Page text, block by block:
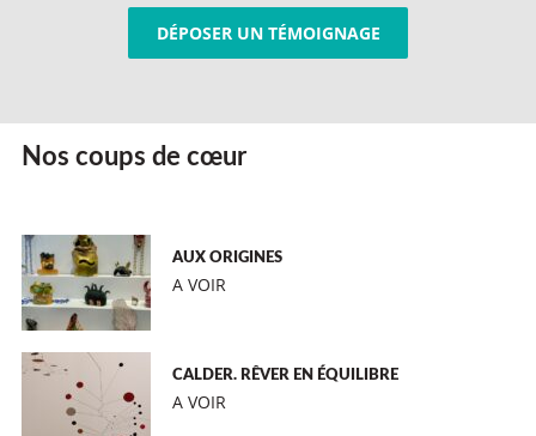
DÉPOSER UN TÉMOIGNAGE
Nos coups de cœur
AUX ORIGINES
A VOIR
CALDER. RÊVER EN ÉQUILIBRE
A VOIR